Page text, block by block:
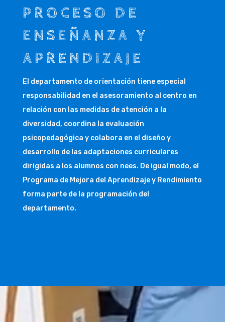
PROCESO DE
ENSEÑANZA Y
APRENDIZAJE
El departamento de orientación tiene especial
responsabilidad en el asesoramiento al centro en
relación con las medidas de atención a la
diversidad, coordina la evaluación
psicopedagógica y colabora en el diseño y
desarrollo de las adaptaciones curriculares
dirigidas a los alumnos con nees. De igual modo, el
Programa de Mejora del Aprendizaje y Rendimiento
forma parte de la programación del
departamento.